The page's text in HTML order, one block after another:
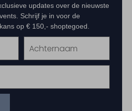
updates over de nieuwste
Schrijf je in voor de
op € 150,- shoptegoed.